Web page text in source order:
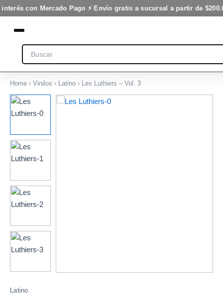
con Mercado Pago ⚡ Envío gratis a sucursal a partir de
Ir
al
contenido
Search
Home › Vinilos › Latino › Les Luthiers – Vol. 3
Latino
Les
Luthiers
-
3
cantidad
cantidad